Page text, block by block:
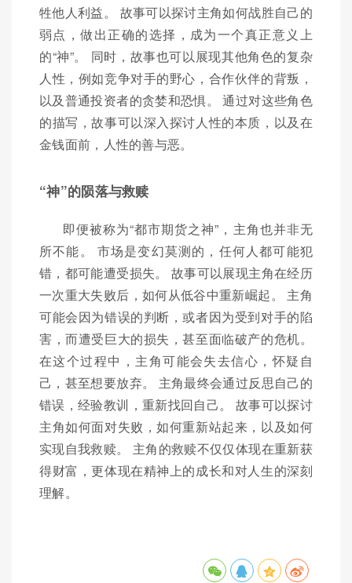
牲他人利益。 故事可以探讨主角如何战胜自己的
弱点，做出正确的选择，成为一个真正意义上
的“神”。 同时，故事也可以展现其他角色的复杂
人性，例如竞争对手的野心，合作伙伴的背叛，
以及普通投资者的贪婪和恐惧。 通过对这些角色
的描写，故事可以深入探讨人性的本质，以及在
金钱面前，人性的善与恶。
“神”的陨落与救赎
即便被称为“都市期货之神”，主角也并非无
所不能。 市场是变幻莫测的，任何人都可能犯
错，都可能遭受损失。 故事可以展现主角在经历
一次重大失败后，如何从低谷中重新崛起。 主角
可能会因为错误的判断，或者因为受到对手的陷
害，而遭受巨大的损失，甚至面临破产的危机。
在这个过程中，主角可能会失去信心，怀疑自
己，甚至想要放弃。 主角最终会通过反思自己的
错误，经验教训，重新找回自己。 故事可以探讨
主角如何面对失败，如何重新站起来，以及如何
实现自我救赎。 主角的救赎不仅仅体现在重新获
得财富，更体现在精神上的成长和对人生的深刻
理解。